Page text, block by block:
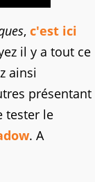
, c'est ici
il y a tout ce
ainsi
présentant
tester le
. A